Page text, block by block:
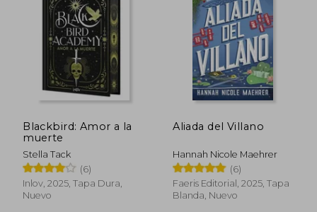
Blackbird: Amor a la
muerte
Stella Tack
(6)
Inlov, 2025, Tapa Dura,
Nuevo
Aliada del Villano
Hannah Nicole Maehrer
(6)
Faeris Editorial, 2025, Tapa
Blanda, Nuevo